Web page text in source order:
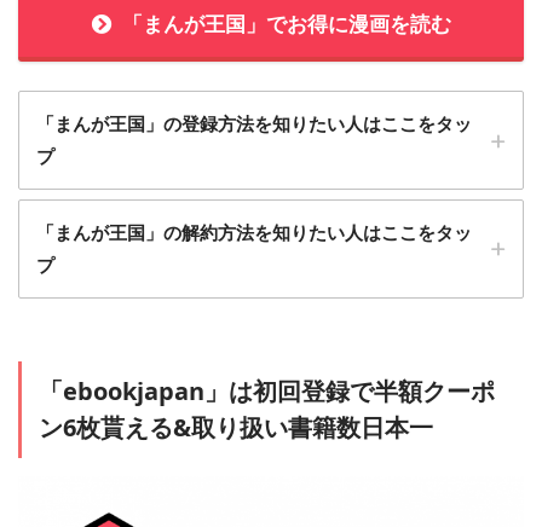
「まんが王国」でお得に漫画を読む
「まんが王国」の登録方法を知りたい人はここをタッ
プ
1
「まんが王国」に会員登録する
＞＞「まんが王国」に会員登録する
「まんが王国」の解約方法を知りたい人はここをタッ
プ
「アカウントの削除(退会)」を選択します
「ebookjapan」は初回登録で半額クーポ
ン6枚貰える&取り扱い書籍数日本一